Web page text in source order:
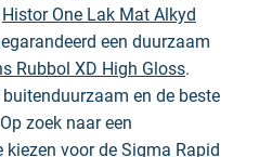
Histor One Lak Mat Alkyd
een duurzaam
Rubbol XD High Gloss.
en de beste
zoek naar een
kiezen voor de Sigma Rapid